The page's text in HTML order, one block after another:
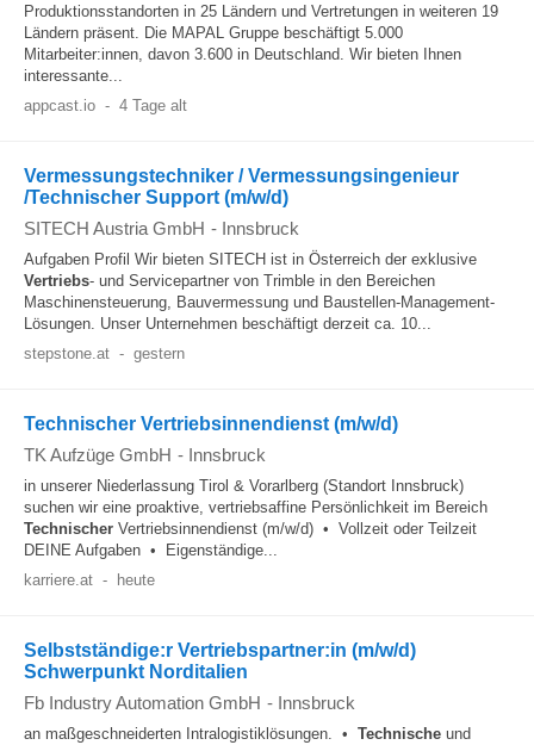
Produktionsstandorten in 25 Ländern und Vertretungen in weiteren 19
Ländern präsent. Die MAPAL Gruppe beschäftigt 5.000
Mitarbeiter:innen, davon 3.600 in Deutschland. Wir bieten Ihnen
interessante...
appcast.io - 4 Tage alt
Vermessungstechniker / Vermessungsingenieur
/Technischer Support (m/w/d)
SITECH Austria GmbH - Innsbruck
Aufgaben Profil Wir bieten SITECH ist in Österreich der exklusive
Vertriebs- und Servicepartner von Trimble in den Bereichen
Maschinensteuerung, Bauvermessung und Baustellen-Management-
Lösungen. Unser Unternehmen beschäftigt derzeit ca. 10...
stepstone.at - gestern
Technischer Vertriebsinnendienst (m/w/d)
TK Aufzüge GmbH - Innsbruck
in unserer Niederlassung Tirol & Vorarlberg (Standort Innsbruck)
suchen wir eine proaktive, vertriebsaffine Persönlichkeit im Bereich
Technischer Vertriebsinnendienst (m/w/d) • Vollzeit oder Teilzeit
DEINE Aufgaben • Eigenständige...
karriere.at - heute
Selbstständige:r Vertriebspartner:in (m/w/d)
Schwerpunkt Norditalien
Fb Industry Automation GmbH - Innsbruck
an maßgeschneiderten Intralogistiklösungen. • Technische und